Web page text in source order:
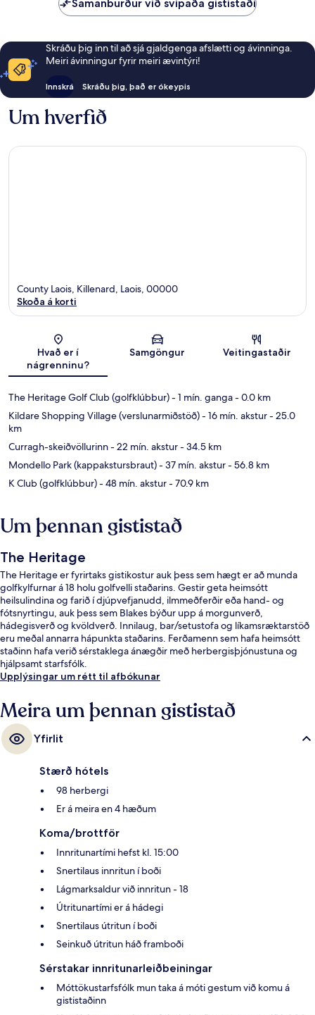
Samanburður við svipaða gististaði
Skráðu þig inn til að sjá gjaldgenga afslætti og ávinninga.
Meiri ávinningur fyrir meiri ævintýri!
Innskrá Skráðu þig, það er ókeypis
Um hverfið
Kort
County Laois, Killenard, Laois, 00000
Skoða á korti
Hvað er í
nágrenninu?
Samgöngur Veitingastaðir
The Heritage Golf Club (golfklúbbur)- 1 mín. ganga- 0.0 km
Kildare Shopping Village (verslunarmiðstöð)- 16 mín. akstur- 25.0
km
Curragh-skeiðvöllurinn- 22 mín. akstur- 34.5 km
Mondello Park (kappakstursbraut)- 37 mín. akstur- 56.8 km
K Club (golfklúbbur)- 48 mín. akstur- 70.9 km
Um þennan gististað
The Heritage
The Heritage er fyrirtaks gistikostur auk þess sem hægt er að munda
golfkylfurnar á 18 holu golfvelli staðarins. Gestir geta heimsótt
heilsulindina og farið í djúpvefjanudd, ilmmeðferðir eða hand- og
fótsnyrtingu, auk þess sem Blakes býður upp á morgunverð,
hádegisverð og kvöldverð. Innilaug, bar/setustofa og líkamsræktarstöð
eru meðal annarra hápunkta staðarins. Ferðamenn sem hafa heimsótt
staðinn hafa verið sérstaklega ánægðir með herbergisþjónustuna og
hjálpsamt starfsfólk.
Upplýsingar um rétt til afbókunar
Meira um þennan gististað
Yfirlit
Stærð hótels
98 herbergi
Er á meira en 4 hæðum
Koma/brottför
Innritunartími hefst kl. 15:00
Snertilaus innritun í boði
Lágmarksaldur við innritun - 18
Útritunartími er á hádegi
Snertilaus útritun í boði
Seinkuð útritun háð framboði
Sérstakar innritunarleiðbeiningar
Móttökustarfsfólk mun taka á móti gestum við komu á
gististaðinn